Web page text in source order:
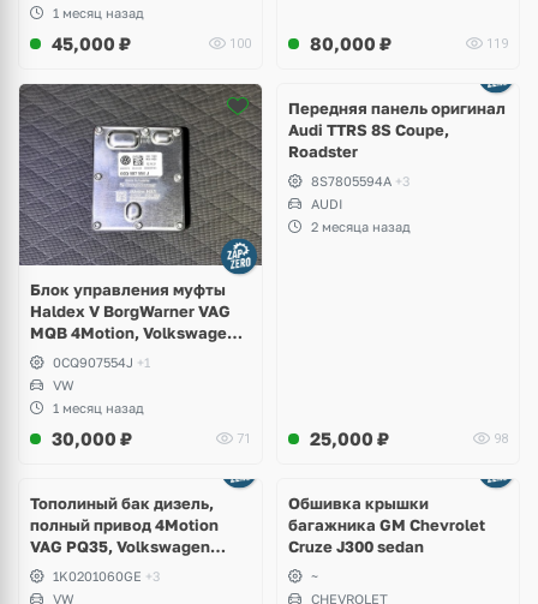
1 месяц назад
45,000 ₽ 100 80,000 ₽ 119
Блок управления муфты
Haldex V BorgWarner VAG
MQB 4Motion, Volkswagen
Tiguan
0CQ907554J +1
VW
1 месяц назад
30,000 ₽ 71
2 фото
Передняя панель оригинал
Audi TTRS 8S Coupe,
Roadster
8S7805594A +3
AUDI
2 месяца назад
25,000 ₽ 98
Тополиный бак дизель,
полный привод 4Motion
VAG PQ35, Volkswagen
Scirocco, Golf V, VI, Skoda
Yeti, Octavia A5, Superb,
1K0201060GE +3
VW
Обшивка крышки
багажника GM Chevrolet
Cruze J300 sedan
~
CHEVROLET